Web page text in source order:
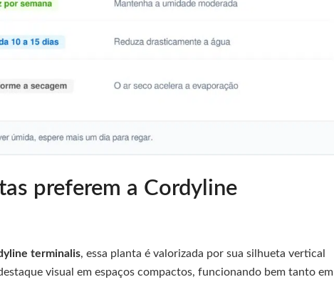
preferem a Cordyline
terminalis, essa planta é valorizada por sua silhueta vertical
visual em espaços compactos, funcionando bem tanto em